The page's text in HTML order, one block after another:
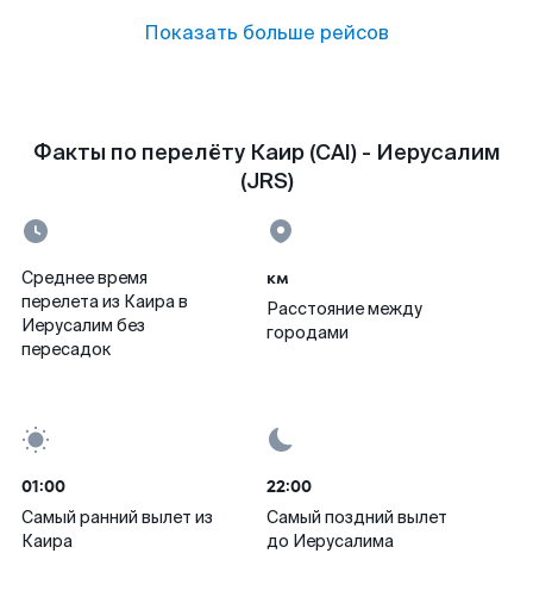
Показать больше рейсов
Факты по перелёту Каир (CAI) - Иерусалим
(JRS)
Среднее время
перелета из Каира в
Иерусалим без
пересадок
км
Расстояние между
городами
01:00
Самый ранний вылет из
Каира
22:00
Самый поздний вылет
до Иерусалима